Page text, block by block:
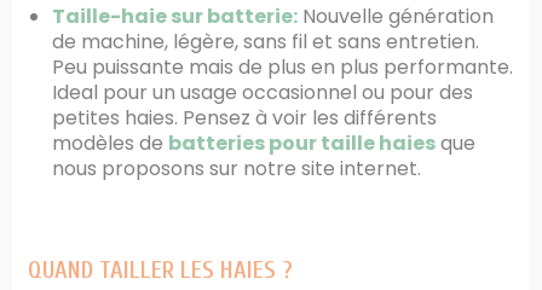
Taille-haie sur batterie:Nouvelle génération
de machine, légère, sans fil et sans entretien.
Peu puissante mais de plus en plus performante.
Ideal pour un usage occasionnel ou pour des
petites haies. Pensez à voir les différents
modèles de batteries pour taille haiesque
nous proposons sur notre site internet.
QUAND TAILLER LES HAIES ?